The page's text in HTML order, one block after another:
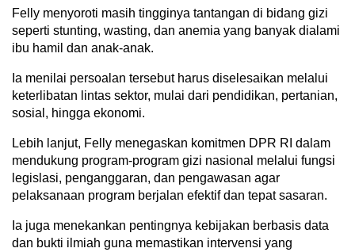
Felly menyoroti masih tingginya tantangan di bidang gizi
seperti stunting, wasting, dan anemia yang banyak dialami
ibu hamil dan anak-anak.
Ia menilai persoalan tersebut harus diselesaikan melalui
keterlibatan lintas sektor, mulai dari pendidikan, pertanian,
sosial, hingga ekonomi.
Lebih lanjut, Felly menegaskan komitmen DPR RI dalam
mendukung program-program gizi nasional melalui fungsi
legislasi, penganggaran, dan pengawasan agar
pelaksanaan program berjalan efektif dan tepat sasaran.
Ia juga menekankan pentingnya kebijakan berbasis data
dan bukti ilmiah guna memastikan intervensi yang